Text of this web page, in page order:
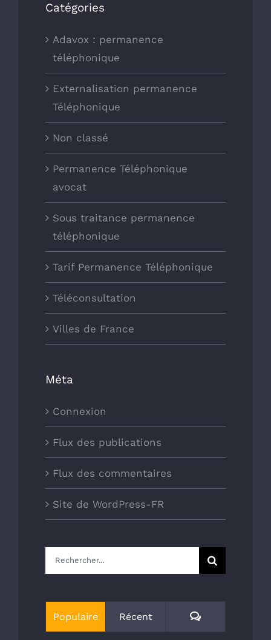
Catégories
Adavox : permanence
téléphonique
Externalisation permanence
Téléphonique
Non classé
Permanence Téléphonique
avocat
Sous traitance permanence
téléphonique
Tarif Permanence Téléphonique
Téléconsultation
Villes de France
Méta
Connexion
Flux des publications
Flux des commentaires
Site de WordPress-FR
Rechercher:
Populaire Récent Commentaires